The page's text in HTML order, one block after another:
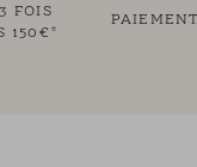
FOIS
150€*